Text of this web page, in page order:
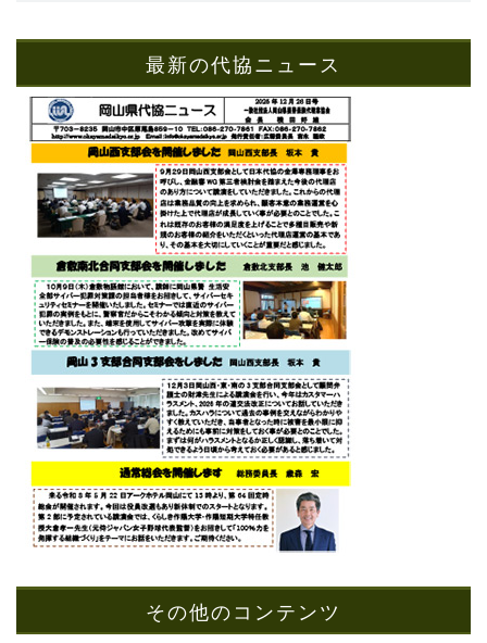
最新の代協ニュース
その他のコンテンツ